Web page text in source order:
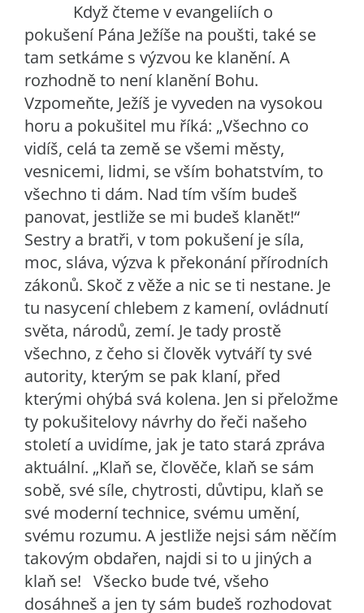
Když čteme v evangeliích o
pokušení Pána Ježíše na poušti, také se
tam setkáme s výzvou ke klanění. A
rozhodně to není klanění Bohu.
Vzpomeňte, Ježíš je vyveden na vysokou
horu a pokušitel mu říká: „Všechno co
vidíš, celá ta země se všemi městy,
vesnicemi, lidmi, se vším bohatstvím, to
všechno ti dám. Nad tím vším budeš
panovat, jestliže se mi budeš klanět!“
Sestry a bratři, v tom pokušení je síla,
moc, sláva, výzva k překonání přírodních
zákonů. Skoč z věže a nic se ti nestane. Je
tu nasycení chlebem z kamení, ovládnutí
světa, národů, zemí. Je tady prostě
všechno, z čeho si člověk vytváří ty své
autority, kterým se pak klaní, před
kterými ohýbá svá kolena. Jen si přeložme
ty pokušitelovy návrhy do řeči našeho
století a uvidíme, jak je tato stará zpráva
aktuální. „Klaň se, člověče, klaň se sám
sobě, své síle, chytrosti, důvtipu, klaň se
své moderní technice, svému umění,
svému rozumu. A jestliže nejsi sám něčím
takovým obdařen, najdi si to u jiných a
klaň se! Všecko bude tvé, všeho
dosáhneš a jen ty sám budeš rozhodovat